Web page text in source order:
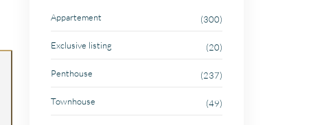
Appartement (300)
Exclusive listing (20)
Penthouse (237)
Townhouse (49)